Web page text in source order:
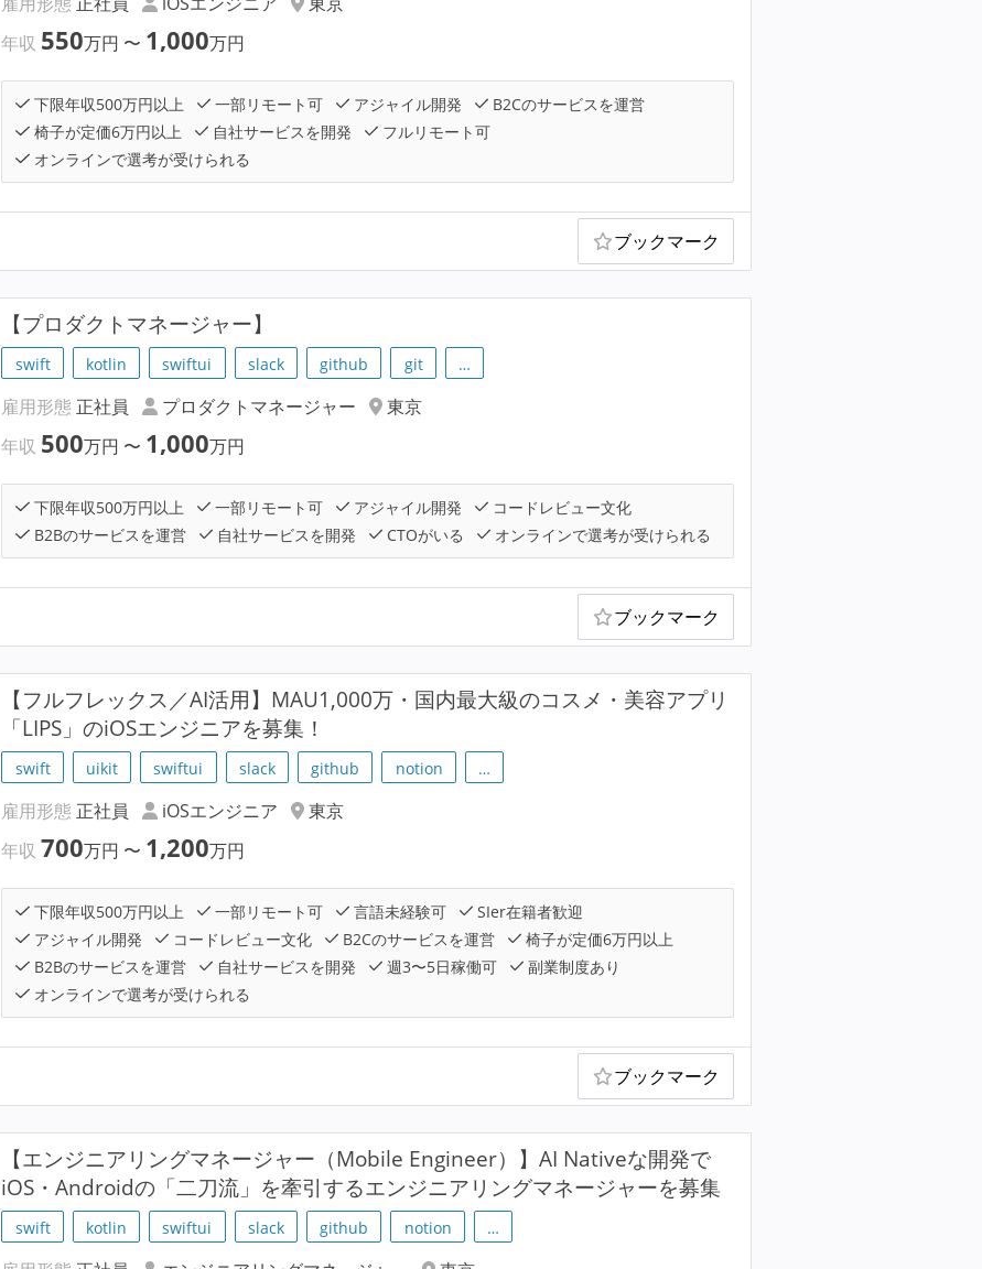
年収 550万円 〜 1,000万円
下限年収500万円以上 一部リモート可 アジャイル開発
B2Cのサービスを運営
椅子が定価6万円以上
自社サービスを開発
フルリモート可
オンラインで選考が受けられる
ブックマーク
【プロダクトマネージャー】
swift kotlin swiftui slack github git …
雇用形態 正社員 プロダクトマネージャー
東京
年収 500万円 〜 1,000万円
下限年収500万円以上 一部リモート可 アジャイル開発
コードレビュー文化
B2Bのサービスを運営
自社サービスを開発 CTOがいる オンラインで選考が受けられる
ブックマーク
【フルフレックス／AI活用】MAU1,000万・国内最大級のコスメ・美容アプリ
「LIPS」のiOSエンジニアを募集！
swift uikit swiftui slack github notion …
雇用形態 正社員 iOSエンジニア
東京
年収700万円 〜 1,200万円
下限年収500万円以上 一部リモート可 言語未経験可
SIer在籍者歓迎
アジャイル開発
コードレビュー文化 B2Cのサービスを運営
椅子が定価6万円以上
B2Bのサービスを運営
自社サービスを開発 週3〜5日稼働可
副業制度あり
オンラインで選考が受けられる
ブックマーク
【エンジニアリングマネージャー（Mobile Engineer）】AI Nativeな開発で
iOS・Androidの「二刀流」を牽引するエンジニアリングマネージャーを募集
swift kotlin swiftui slack github notion …